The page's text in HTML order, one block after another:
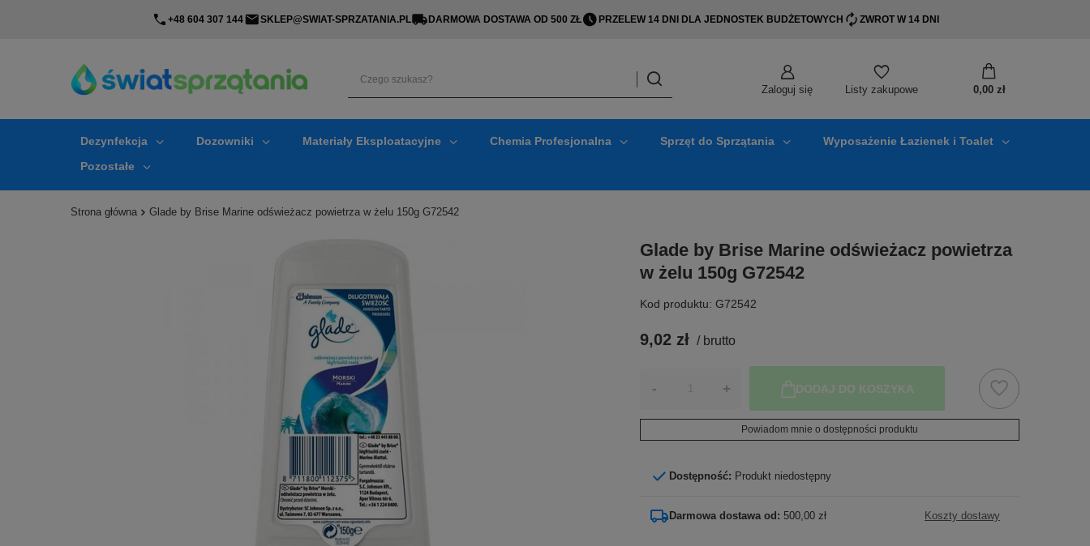
+48 604 307 144 SKLEP@SWIAT-SPRZATANIA.PL DARMOWA DOSTAWA OD 500 ZŁ PRZELEW 14 DNI DLA JEDNOSTEK BUDŻETOWYCH ZWROT W 14 DNI
Zaloguj się Listy zakupowe 0,00 zł
Dezynfekcja Dozowniki Materiały Eksploatacyjne Chemia Profesjonalna Sprzęt do Sprzątania
Wyposażenie Łazienek i Toalet
Pozostałe
Strona główna Glade by Brise Marine odświeżacz powietrza w żelu 150g G72542
Glade by Brise Marine odświeżacz powietrza
w żelu 150g G72542
Kod produktu: G72542
9,02 zł / brutto
- + DODAJ DO KOSZYKA
Powiadom mnie o dostępności produktu
Dostępność: Produkt niedostępny
Darmowa dostawa od: 500,00 zł Koszty dostawy